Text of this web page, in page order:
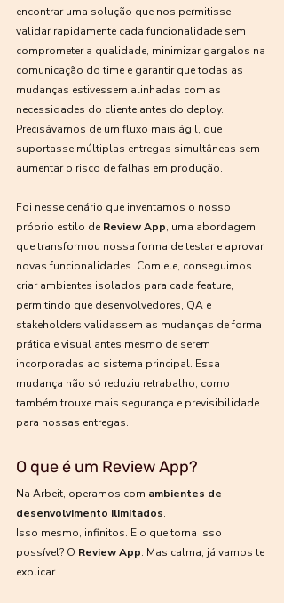
encontrar uma solução que nos permitisse
validar rapidamente cada funcionalidade sem
comprometer a qualidade, minimizar gargalos na
comunicação do time e garantir que todas as
mudanças estivessem alinhadas com as
necessidades do cliente antes do deploy.
Precisávamos de um fluxo mais ágil, que
suportasse múltiplas entregas simultâneas sem
aumentar o risco de falhas em produção.
Foi nesse cenário que inventamos o nosso
próprio estilo de Review App, uma abordagem
que transformou nossa forma de testar e aprovar
novas funcionalidades. Com ele, conseguimos
criar ambientes isolados para cada feature,
permitindo que desenvolvedores, QA e
stakeholders validassem as mudanças de forma
prática e visual antes mesmo de serem
incorporadas ao sistema principal. Essa
mudança não só reduziu retrabalho, como
também trouxe mais segurança e previsibilidade
para nossas entregas.
O que é um Review App?
Na Arbeit, operamos com ambientes de
desenvolvimento ilimitados.
Isso mesmo, infinitos. E o que torna isso
possível? O Review App. Mas calma, já vamos te
explicar.